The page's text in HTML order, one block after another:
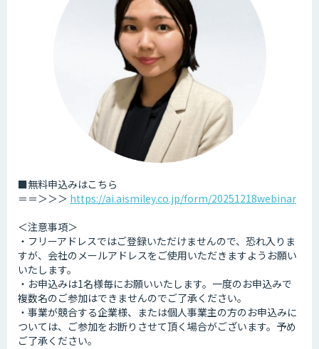
■無料申込みはこちら
＝＝＞＞＞ https://ai.aismiley.co.jp/form/20251218webinar
＜注意事項＞
・フリーアドレスではご登録いただけませんので、恐れ入りま
すが、会社のメールアドレスをご使用いただきますようお願い
いたします。
・お申込みは1名様毎にお願いいたします。一度のお申込みで
複数名のご参加はできませんのでご了承ください。
・事業が競合する企業様、または個人事業主の方のお申込みに
ついては、ご参加をお断りさせて頂く場合がございます。予め
ご了承ください。